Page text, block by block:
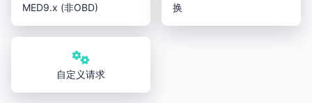
MED9.x (非OBD)
换
自定义请求